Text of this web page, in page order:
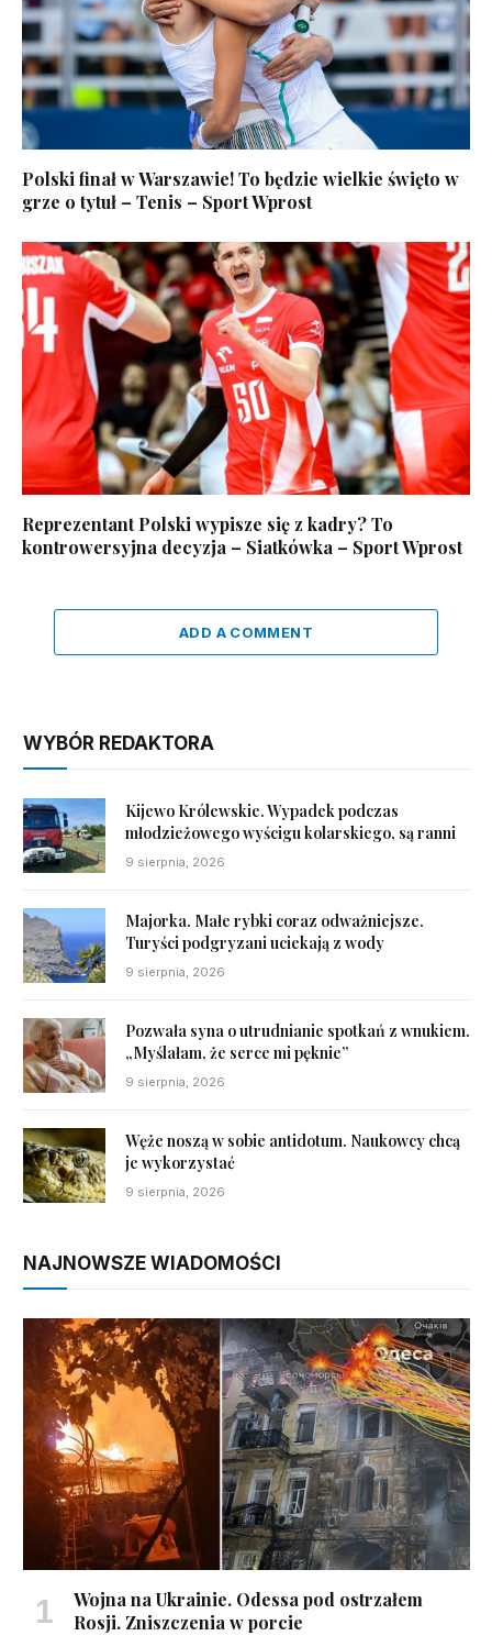
Polski finał w Warszawie! To będzie wielkie święto w
grze o tytuł – Tenis – Sport Wprost
Reprezentant Polski wypisze się z kadry? To
kontrowersyjna decyzja – Siatkówka – Sport Wprost
ADD A COMMENT
WYBÓR REDAKTORA
Kijewo Królewskie. Wypadek podczas
młodzieżowego wyścigu kolarskiego, są ranni
9 sierpnia, 2026
Majorka. Małe rybki coraz odważniejsze.
Turyści podgryzani uciekają z wody
9 sierpnia, 2026
Pozwała syna o utrudnianie spotkań z wnukiem.
„Myślałam, że serce mi pęknie”
9 sierpnia, 2026
Węże noszą w sobie antidotum. Naukowcy chcą
je wykorzystać
9 sierpnia, 2026
NAJNOWSZE WIADOMOŚCI
Wojna na Ukrainie. Odessa pod ostrzałem
Rosji. Zniszczenia w porcie